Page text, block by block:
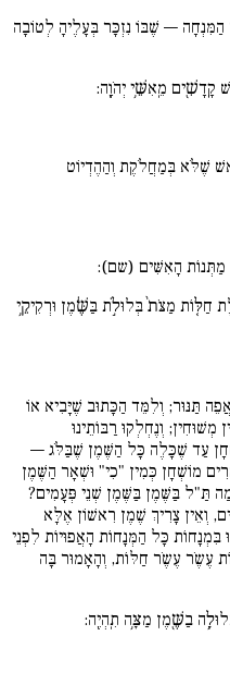
הַמִּנְחָה — שֶׁבּוֹ נִזְכָּר בְּעָלֶיהָ לְטוֹבָה
קָֽדָשִׁ֖ים מֵֽאִשֵּׁ֥י יְהֹוָֽה:
שֶׁלֹּא בְּמַחֲלֹקֶת וְהַהֶדְיוֹט
הָאִשִּׁים (שם):
חַלּ֤וֹת מַצֹּת֙ בְּלוּלֹ֣ת בַּשֶּׁ֔מֶן וּרְקִיקֵ֥י
תַּנּוּר; וְלִמֵּד הַכָּתוּב שֶׁיָּבִיא אוֹ
מְשׁוּחִין; וְנֶחְלְקוּ רַבּוֹתֵינוּ
עַד שֶׁכָּלֶה כָּל הַשֶּׁמֶן שֶׁבַּלֹּג —
מוֹשְׁחָן כְּמִין "כִי" וּשְׁאָר הַשֶּׁמֶן
תַּ"ל בַּשֶּׁמֶן בַּשֶּׁמֶן שְׁנֵי פְּעָמִים?
וְאֵין צָרִיךְ שֶׁמֶן רִאשׁוֹן אֶלָּא
בִּמְנָחוֹת כָּל הַמְּנָחוֹת הָאֲפוּיוֹת לִפְנֵי
עֶשֶֹר עֶשֶֹר חַלּוֹת, וְהָאָמוּר בָּה
בַשֶּׁ֖מֶן מַצָּ֥ה תִֽהְיֶֽה: